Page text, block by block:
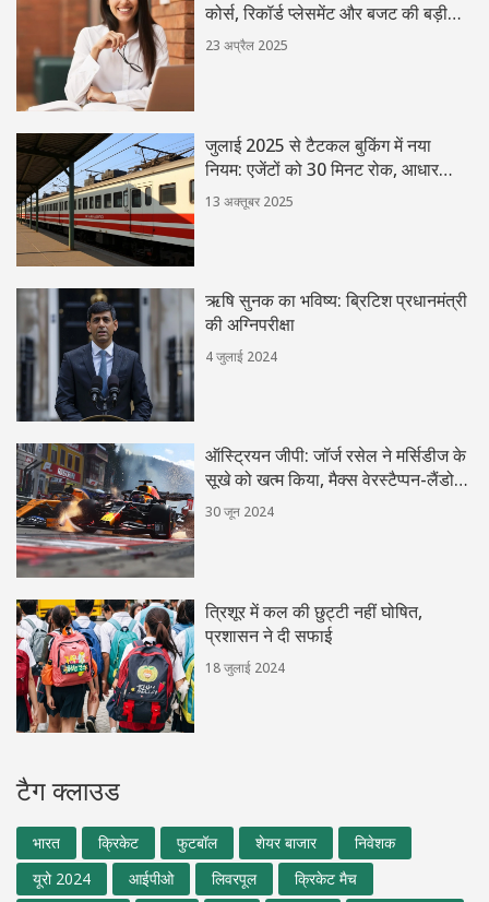
कोर्स, रिकॉर्ड प्लेसमेंट और बजट की बड़ी
घोषणाएं
23 अप्रैल 2025
जुलाई 2025 से टैटकल बुकिंग में नया
नियम: एजेंटों को 30 मिनट रोक, आधार
सत्यापन अनिवार्य
13 अक्तूबर 2025
ऋषि सुनक का भविष्य: ब्रिटिश प्रधानमंत्री
की अग्निपरीक्षा
4 जुलाई 2024
ऑस्ट्रियन जीपी: जॉर्ज रसेल ने मर्सिडीज के
सूखे को खत्म किया, मैक्स वेरस्टैप्पन-लैंडो
नॉरिस टकराव के बाद जीते
30 जून 2024
त्रिशूर में कल की छुट्टी नहीं घोषित,
प्रशासन ने दी सफाई
18 जुलाई 2024
टैग क्लाउड
भारत क्रिकेट फुटबॉल शेयर बाजार
निवेशक
यूरो 2024
आईपीओ लिवरपूल क्रिकेट मैच